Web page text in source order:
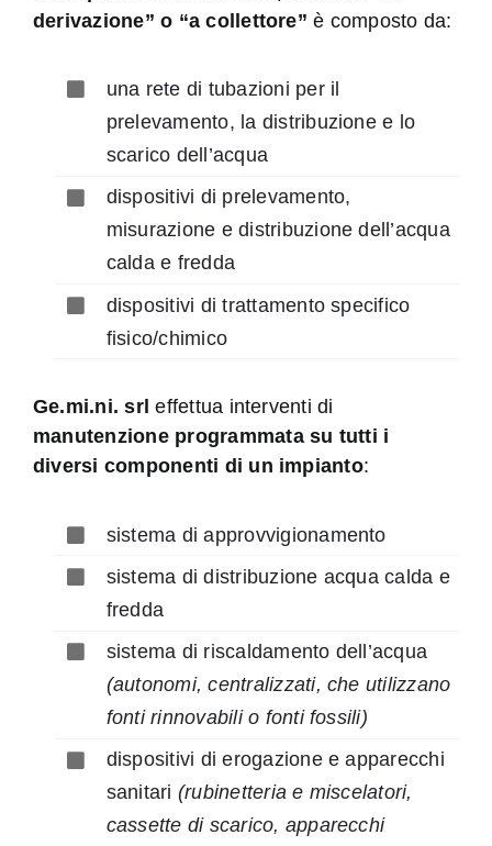
derivazione” o “a collettore” è composto da:
una rete di tubazioni per il
prelevamento, la distribuzione e lo
scarico dell’acqua
dispositivi di prelevamento,
misurazione e distribuzione dell’acqua
calda e fredda
dispositivi di trattamento specifico
fisico/chimico
Ge.mi.ni. srl effettua interventi di
manutenzione programmata su tutti i
diversi componenti di un impianto:
sistema di approvvigionamento
sistema di distribuzione acqua calda e
fredda
sistema di riscaldamento dell’acqua
(autonomi, centralizzati, che utilizzano
fonti rinnovabili o fonti fossili)
dispositivi di erogazione e apparecchi
sanitari (rubinetteria e miscelatori,
cassette di scarico, apparecchi